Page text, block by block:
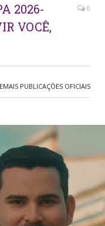
2026-
VOCÊ,
0
PUBLICAÇÕES OFICIAIS